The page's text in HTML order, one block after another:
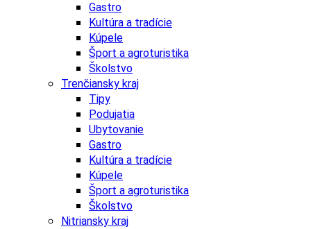
Gastro
Kultúra a tradície
Kúpele
Šport a agroturistika
Školstvo
Trenčiansky kraj
Tipy
Podujatia
Ubytovanie
Gastro
Kultúra a tradície
Kúpele
Šport a agroturistika
Školstvo
Nitriansky kraj